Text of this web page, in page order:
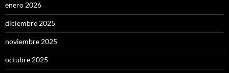
enero 2026
diciembre 2025
noviembre 2025
octubre 2025